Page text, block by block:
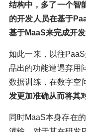
结构中，多了一个智
的开发人员在基于
基于MaaS来完成开发
如此一来，以往
品出的功能遭遇弃用
数据训练，在数字空
发更加准确从而将其
同时MaaS本身存在